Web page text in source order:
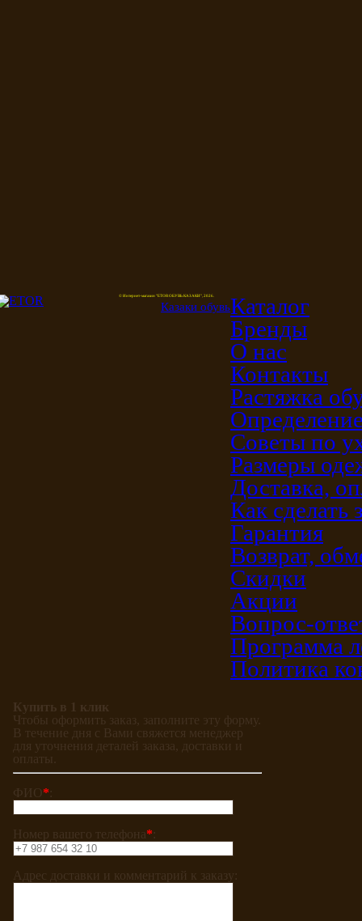
© Интернет-магазин "ETOR ОБУВЬ КАЗАКИ", 2026.
Казаки обувьКаталог
Бренды
О нас
Контакты
Растяжка
Советы по
Размеры
Доставка,
Как сделать
Гарантия
Возврат,
Скидки
Акции
Вопрос-
Программа
Политика
Купить в 1 клик
Чтобы оформить заказ, заполните эту форму.
В течение дня с Вами свяжется менеджер
для уточнения деталей заказа, доставки и
оплаты.
ФИО*
Номер вашего телефона*
Адрес доставки и комментарий к заказу: